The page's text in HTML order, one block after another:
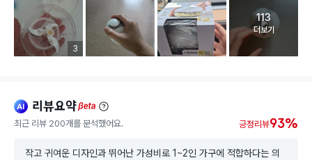
리뷰 이미지 등록 개수
3
고객 리뷰
113
더보기
ai 리뷰요약beta
최근 리뷰 200개를 분석했어요. 긍정리뷰93%
작고 귀여운 디자인과 뛰어난 가성비로 1~2인 가구에 적합하다는 의